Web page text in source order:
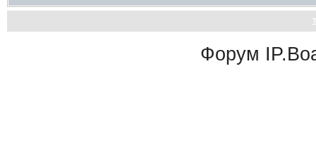
Форум